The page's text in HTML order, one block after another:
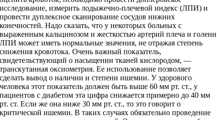
исследование, измерить лодыжечно-­плечевой индекс (ЛПИ) и
провести дуплексное сканирование сосудов нижних
конечностей. Надо сказать, что у некоторых больных с
выраженным кальцинозом и жесткостью артерий плеча и голени
ЛПИ может иметь нормальные значения, не отражая степень
снижения кровотока. Очень важный показатель,
свидетельствующий о насыщении тканей кислородом, —
транскутанная оксиометрия. Ее использование позволяет
сделать вывод о наличии и степени ишемии. У здорового
человека этот показатель должен быть выше 60 мм рт. ст., у
пациентов с диабетом эта цифра снижается примерно до 40 мм
рт. ст. Если же она ниже 30 мм рт. ст., то это говорит о
критической ишемии. В таких случаях обязательно проведение